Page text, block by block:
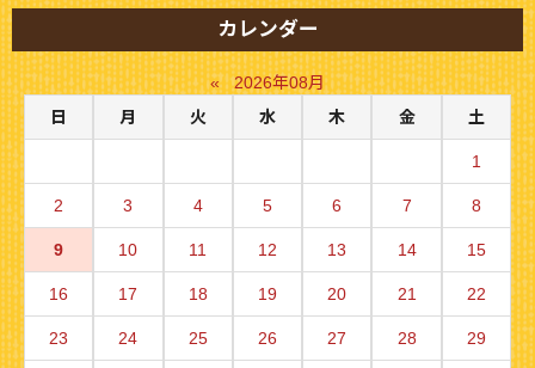
カレンダー
«
2026年08月
日
月 火 水 木 金 土
1
2 3 4 5 6 7 8
9 10 11 12 13 14 15
16 17 18 19 20 21 22
23 24 25 26 27 28 29